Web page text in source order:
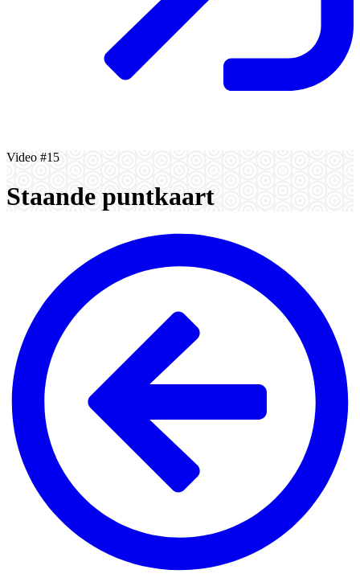
Video #15
Staande puntkaart